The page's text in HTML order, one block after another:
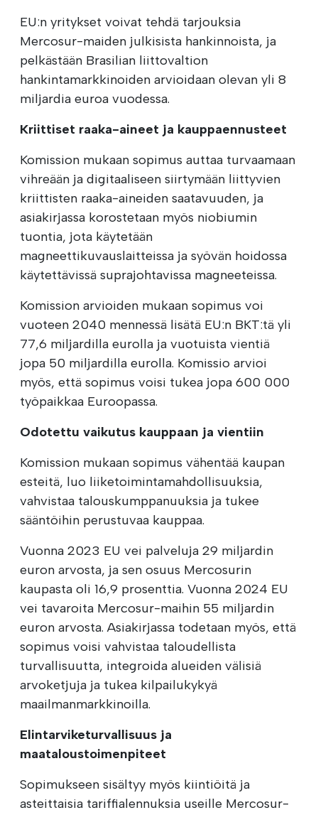
EU:n yritykset voivat tehdä tarjouksia
Mercosur-maiden julkisista hankinnoista, ja
pelkästään Brasilian liittovaltion
hankintamarkkinoiden arvioidaan olevan yli 8
miljardia euroa vuodessa.
Kriittiset raaka-aineet ja kauppaennusteet
Komission mukaan sopimus auttaa turvaamaan
vihreään ja digitaaliseen siirtymään liittyvien
kriittisten raaka-aineiden saatavuuden, ja
asiakirjassa korostetaan myös niobiumin
tuontia, jota käytetään
magneettikuvauslaitteissa ja syövän hoidossa
käytettävissä suprajohtavissa magneeteissa.
Komission arvioiden mukaan sopimus voi
vuoteen 2040 mennessä lisätä EU:n BKT:tä yli
77,6 miljardilla eurolla ja vuotuista vientiä
jopa 50 miljardilla eurolla. Komissio arvioi
myös, että sopimus voisi tukea jopa 600 000
työpaikkaa Euroopassa.
Odotettu vaikutus kauppaan ja vientiin
Komission mukaan sopimus vähentää kaupan
esteitä, luo liiketoimintamahdollisuuksia,
vahvistaa talouskumppanuuksia ja tukee
sääntöihin perustuvaa kauppaa.
Vuonna 2023 EU vei palveluja 29 miljardin
euron arvosta, ja sen osuus Mercosurin
kaupasta oli 16,9 prosenttia. Vuonna 2024 EU
vei tavaroita Mercosur-maihin 55 miljardin
euron arvosta. Asiakirjassa todetaan myös, että
sopimus voisi vahvistaa taloudellista
turvallisuutta, integroida alueiden välisiä
arvoketjuja ja tukea kilpailukykyä
maailmanmarkkinoilla.
Elintarviketurvallisuus ja
maataloustoimenpiteet
Sopimukseen sisältyy myös kiintiöitä ja
asteittaisia tariffialennuksia useille Mercosur-